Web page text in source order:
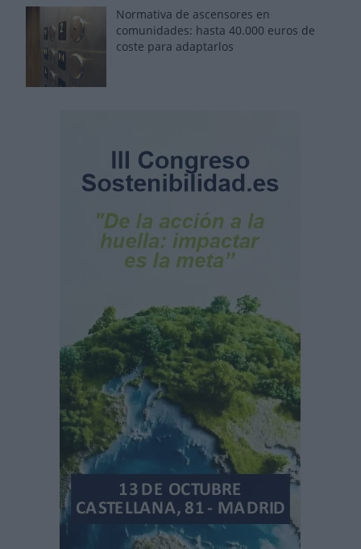
Normativa de ascensores en
comunidades: hasta 40.000 euros de
coste para adaptarlos